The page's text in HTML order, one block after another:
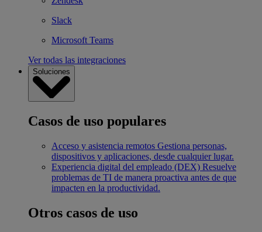
Slack
Microsoft Teams
Ver todas las integraciones
Soluciones
Casos de uso populares
Acceso y asistencia remotos Gestiona personas,
dispositivos y aplicaciones, desde cualquier lugar.
Experiencia digital del empleado (DEX) Resuelve
problemas de TI de manera proactiva antes de que
impacten en la productividad.
Otros casos de uso